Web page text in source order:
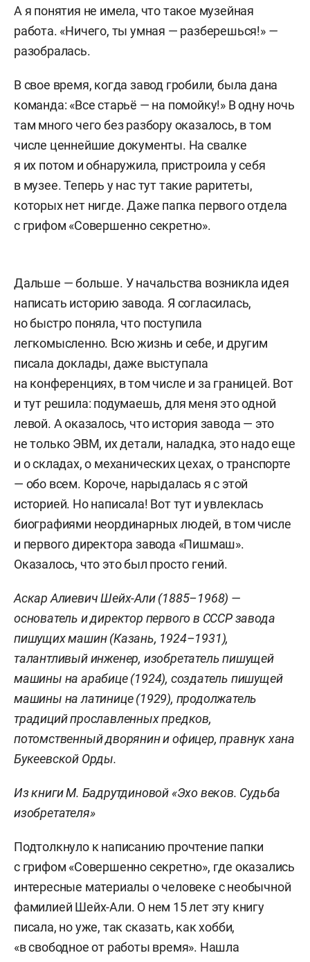
А я понятия не имела, что такое музейная
работа. «Ничего, ты умная — разберешься!» —
разобралась.
В свое время, когда завод гробили, была дана
команда: «Все старьё — на помойку!» В одну ночь
там много чего без разбору оказалось, в том
числе ценнейшие документы. На свалке
я их потом и обнаружила, пристроила у себя
в музее. Теперь у нас тут такие раритеты,
которых нет нигде. Даже папка первого отдела
с грифом «Совершенно секретно».
Дальше — больше. У начальства возникла идея
написать историю завода. Я согласилась,
но быстро поняла, что поступила
легкомысленно. Всю жизнь и себе, и другим
писала доклады, даже выступала
на конференциях, в том числе и за границей. Вот
и тут решила: подумаешь, для меня это одной
левой. А оказалось, что история завода — это
не только ЭВМ, их детали, наладка, это надо еще
и о складах, о механических цехах, о транспорте
— обо всем. Короче, нарыдалась я с этой
историей. Но написала! Вот тут и увлеклась
биографиями неординарных людей, в том числе
и первого директора завода «Пишмаш».
Оказалось, что это был просто гений.
Аскар Алиевич Шейх-Али (1885–1968) —
основатель и директор первого в СССР завода
пишущих машин (Казань, 1924–1931),
талантливый инженер, изобретатель пишущей
машины на арабице (1924), создатель пишущей
машины на латинице (1929), продолжатель
традиций прославленных предков,
потомственный дворянин и офицер, правнук хана
Букеевской Орды.
Из книги М. Бадрутдиновой «Эхо веков. Судьба
изобретателя»
Подтолкнуло к написанию прочтение папки
с грифом «Совершенно секретно», где оказались
интересные материалы о человеке с необычной
фамилией Шейх-Али. О нем 15 лет эту книгу
писала, но уже, так сказать, как хобби,
«в свободное от работы время». Нашла